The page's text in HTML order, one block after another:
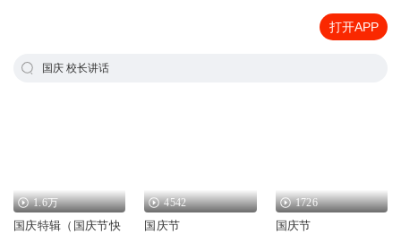
打开APP
国庆 校长讲话
1.6万
国庆特辑（国庆节快
4542
国庆节
1726
国庆节